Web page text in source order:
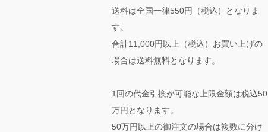
送料は全国一律550円（税込）となりま
す。
合計11,000円以上（税込）お買い上げの
場合は送料無料となります。
1回の代金引換が可能な上限金額は税込50
万円となります。
50万円以上の御注文の場合は複数に分け